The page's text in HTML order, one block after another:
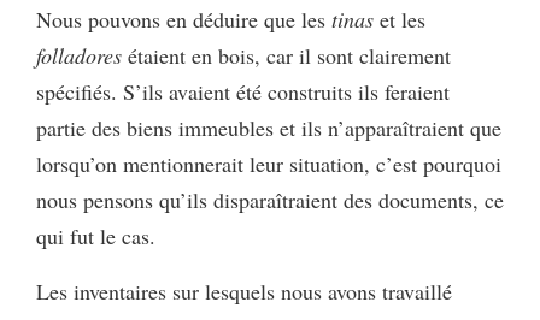
Nous pouvons en déduire que les tinas et les
folladores étaient en bois, car il sont clairement
spécifiés. S’ils avaient été construits ils feraient
partie des biens immeubles et ils n’apparaîtraient que
lorsqu’on mentionnerait leur situation, c’est pourquoi
nous pensons qu’ils disparaîtraient des documents, ce
qui fut le cas.
Les inventaires sur lesquels nous avons travaillé